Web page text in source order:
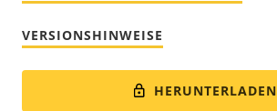
VERSIONSHINWEISE
HERUNTERLADEN